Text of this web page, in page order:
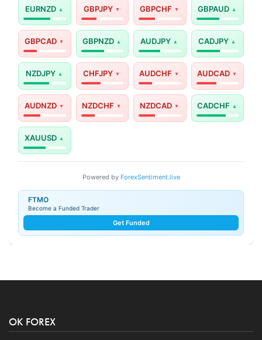
EURNZD GBPJPY GBPCHF GBPAUD
GBPCAD GBPNZD AUDJPY CADJPY
NZDJPY CHFJPY AUDCHF AUDCAD
AUDNZD NZDCHF NZDCAD CADCHF
XAUUSD
Powered by ForexSentiment.live
FTMO
Become a Funded Trader
Get Funded
OK FOREX